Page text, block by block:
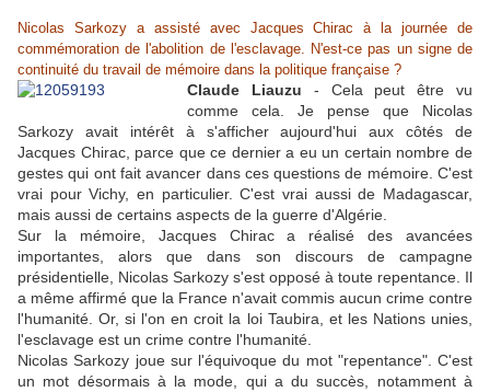
Nicolas Sarkozy a assisté avec Jacques Chirac à la journée de
commémoration de l'abolition de l'esclavage. N'est-ce pas un signe de
continuité du travail de mémoire dans la politique française ?
Claude Liauzu - Cela peut être vu
comme cela. Je pense que Nicolas
Sarkozy avait intérêt à s'afficher aujourd'hui aux côtés de
Jacques Chirac, parce que ce dernier a eu un certain nombre de
gestes qui ont fait avancer dans ces questions de mémoire. C'est
vrai pour Vichy, en particulier. C'est vrai aussi de Madagascar,
mais aussi de certains aspects de la guerre d'Algérie.
Sur la mémoire, Jacques Chirac a réalisé des avancées
importantes, alors que dans son discours de campagne
présidentielle, Nicolas Sarkozy s'est opposé à toute repentance. Il
a même affirmé que la France n'avait commis aucun crime contre
l'humanité. Or, si l'on en croit la loi Taubira, et les Nations unies,
l'esclavage est un crime contre l'humanité.
Nicolas Sarkozy joue sur l'équivoque du mot "repentance". C'est
un mot désormais à la mode, qui a du succès, notamment à